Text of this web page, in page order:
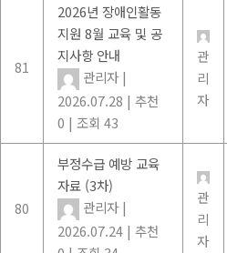
81
2026년 장애인활동
지원 8월 교육 및 공
지사항 안내
관리자 |
2026.07.28 | 추천
0 | 조회 43
관
리
자
80
부정수급 예방 교육
자료 (3차)
관리자 |
2026.07.24 | 추천
관
리
자